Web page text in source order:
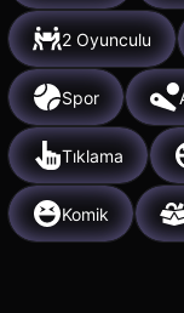
2 Oyunculu
Spor
Tıklama
Komik